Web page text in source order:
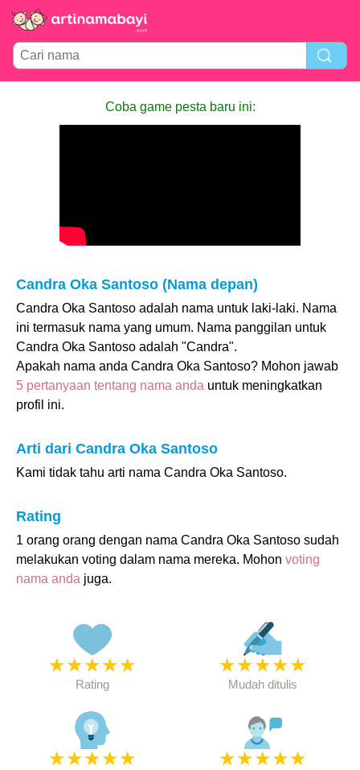
Coba game pesta baru ini:
Candra Oka Santoso (Nama depan)
Candra Oka Santoso adalah nama untuk laki-laki. Nama
ini termasuk nama yang umum. Nama panggilan untuk
Candra Oka Santoso adalah "Candra".
Apakah nama anda Candra Oka Santoso? Mohon jawab
5 pertanyaan tentang nama anda untuk meningkatkan
profil ini.
Arti dari Candra Oka Santoso
Kami tidak tahu arti nama Candra Oka Santoso.
Rating
1 orang orang dengan nama Candra Oka Santoso sudah
melakukan voting dalam nama mereka. Mohon voting
nama anda juga.
★★★★★
Rating
★★★★★
Mudah ditulis
★★★★★ ★★★★★